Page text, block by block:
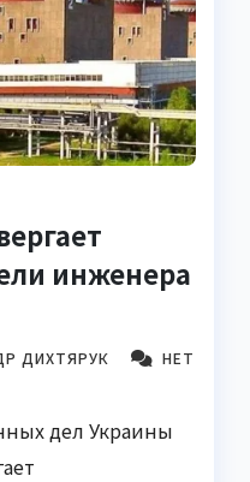
инженера
ДИХТЯРУК
НЕТ
дел Украины